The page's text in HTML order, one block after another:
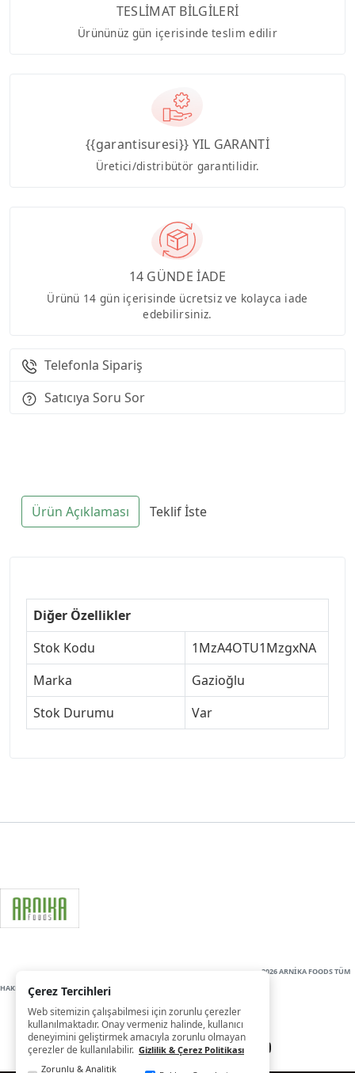
TESLİMAT BİLGİLERİ
Ürününüz gün içerisinde teslim edilir
{{garantisuresi}} YIL GARANTİ
Üretici/distribütör garantilidir.
14 GÜNDE İADE
Ürünü 14 gün içerisinde ücretsiz ve kolayca iade
edebilirsiniz.
Telefonla Sipariş
Satıcıya Soru Sor
Ürün Açıklaması Teklif İste
Diğer Özellikler
Stok Kodu
1MzA4OTU1MzgxNA
Marka
Gazioğlu
Stok Durumu
Var
2026 ARNİKA FOODS TÜM
HAKLARI SAKLIDIR
Çerez Tercihleri
Web sitemizin çalışabilmesi için zorunlu çerezler
kullanılmaktadır. Onay vermeniz halinde, kullanıcı
deneyimini geliştirmek amacıyla zorunlu olmayan
çerezler de kullanılabilir. Gizlilik & Çerez Politikası
Zorunlu & Analitik